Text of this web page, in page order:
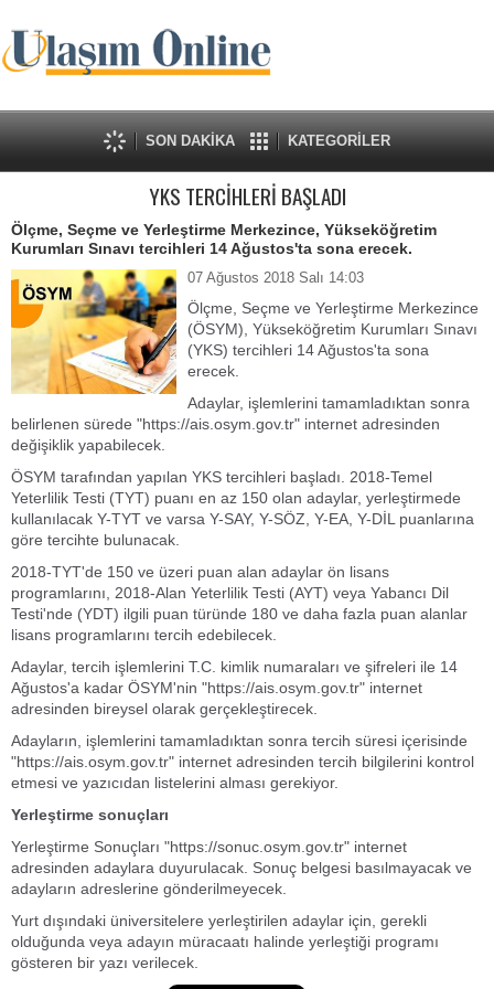
SON DAKİKA KATEGORİLER
YKS TERCİHLERİ BAŞLADI
Ölçme, Seçme ve Yerleştirme Merkezince, Yükseköğretim
Kurumları Sınavı tercihleri 14 Ağustos'ta sona erecek.
07 Ağustos 2018 Salı 14:03
Ölçme, Seçme ve Yerleştirme Merkezince
(ÖSYM), Yükseköğretim Kurumları Sınavı
(YKS) tercihleri 14 Ağustos'ta sona
erecek.
Adaylar, işlemlerini tamamladıktan sonra
belirlenen sürede "https://ais.osym.gov.tr" internet adresinden
değişiklik yapabilecek.
ÖSYM tarafından yapılan YKS tercihleri başladı. 2018-Temel
Yeterlilik Testi (TYT) puanı en az 150 olan adaylar, yerleştirmede
kullanılacak Y-TYT ve varsa Y-SAY, Y-SÖZ, Y-EA, Y-DİL puanlarına
göre tercihte bulunacak.
2018-TYT'de 150 ve üzeri puan alan adaylar ön lisans
programlarını, 2018-Alan Yeterlilik Testi (AYT) veya Yabancı Dil
Testi'nde (YDT) ilgili puan türünde 180 ve daha fazla puan alanlar
lisans programlarını tercih edebilecek.
Adaylar, tercih işlemlerini T.C. kimlik numaraları ve şifreleri ile 14
Ağustos'a kadar ÖSYM'nin "https://ais.osym.gov.tr" internet
adresinden bireysel olarak gerçekleştirecek.
Adayların, işlemlerini tamamladıktan sonra tercih süresi içerisinde
"https://ais.osym.gov.tr" internet adresinden tercih bilgilerini kontrol
etmesi ve yazıcıdan listelerini alması gerekiyor.
Yerleştirme sonuçları
Yerleştirme Sonuçları "https://sonuc.osym.gov.tr" internet
adresinden adaylara duyurulacak. Sonuç belgesi basılmayacak ve
adayların adreslerine gönderilmeyecek.
Yurt dışındaki üniversitelere yerleştirilen adaylar için, gerekli
olduğunda veya adayın müracaatı halinde yerleştiği programı
gösteren bir yazı verilecek.